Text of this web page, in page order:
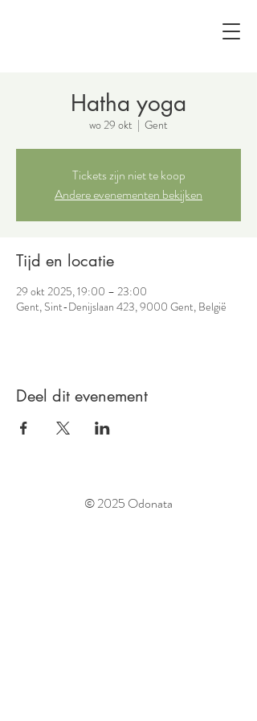
Hatha yoga
wo 29 okt
  |
Gent
Tickets zijn niet te koop
Andere evenementen bekijken
Tijd en locatie
29 okt 2025, 19:00 – 23:00
Gent, Sint-Denijslaan 423, 9000 Gent, België
Deel dit evenement
© 2025 Odonata